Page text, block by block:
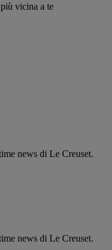
vicina a te
news di Le Creuset.
news di Le Creuset.